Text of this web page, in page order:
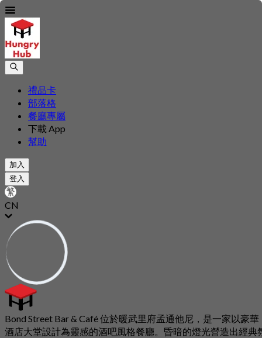
禮品卡
部落格
餐廳專屬
下載 App
幫助
加入
登入
CN
Bond Street Bar & Café 位於暖武里府孟通他尼，是一家以豪華
酒店大堂設計為靈感的酒吧風格餐廳。昏暗的燈光營造出經典